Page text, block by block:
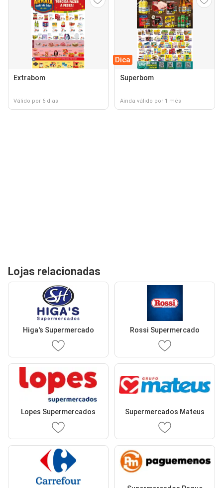
Extrabom
Válido por 6 dias
Dica
Superbom
Ainda válido por 1 mês
Lojas relacionadas
Higa's Supermercado Rossi Supermercado
Lopes Supermercados Supermercados Mateus